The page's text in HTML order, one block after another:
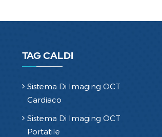
TAG CALDI
Sistema Di Imaging OCT
Cardiaco
Sistema Di Imaging OCT
Portatile